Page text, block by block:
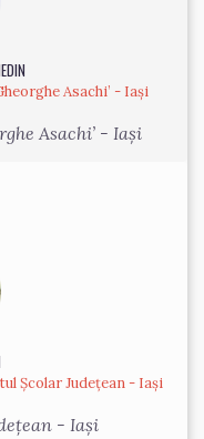
Asachi’ - Iași
Asachi’ - Iași
Școlar Județean - Iași
- Iași